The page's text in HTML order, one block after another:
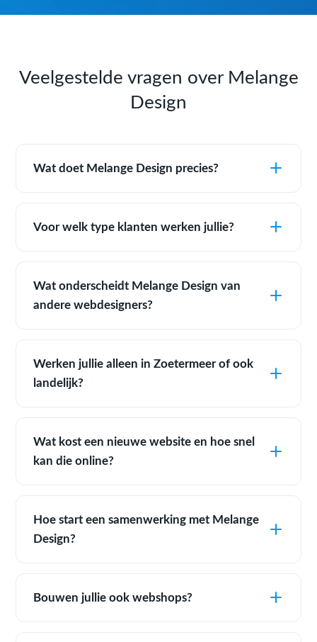
Veelgestelde vragen over Melange
Design
Wat doet Melange Design precies?
Voor welk type klanten werken jullie?
Wat onderscheidt Melange Design van
andere webdesigners?
Werken jullie alleen in Zoetermeer of ook
landelijk?
Wat kost een nieuwe website en hoe snel
kan die online?
Hoe start een samenwerking met Melange
Design?
Bouwen jullie ook webshops?